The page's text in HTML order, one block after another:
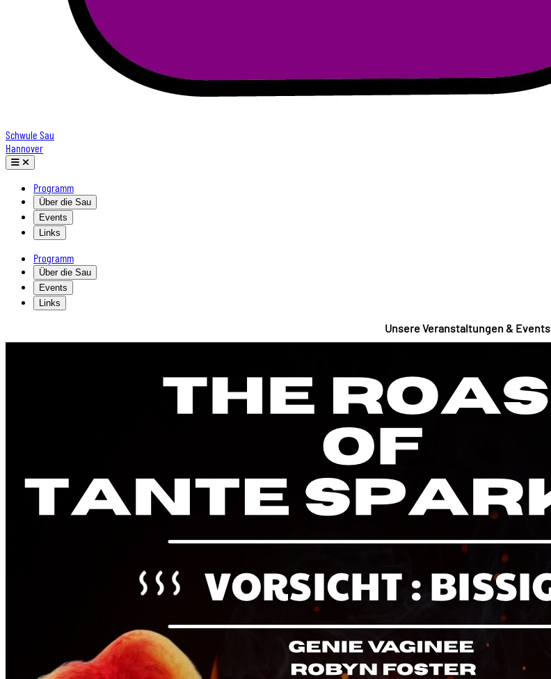
Schwule Sau
Hannover
Programm
Über die Sau
Events
Links
Programm
Über die Sau
Events
Links
Unsere Veranstaltungen & Events